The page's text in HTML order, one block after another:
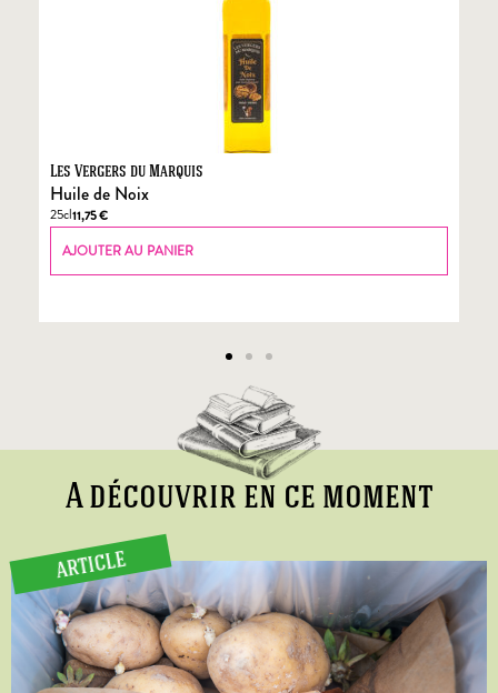
Les Vergers du Marquis
Huile de Noix
25cl11,75€
AJOUTER AU PANIER
A découvrir en ce moment
ARTICLE